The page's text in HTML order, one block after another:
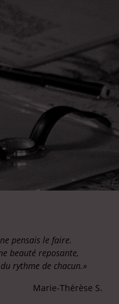
pensais le faire.
beauté reposante,
rythme de chacun.»
Marie-Thérèse S.